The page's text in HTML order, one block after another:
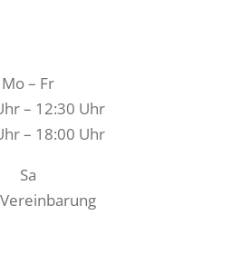
Mo – Fr
– 12:30 Uhr
– 18:00 Uhr
Sa